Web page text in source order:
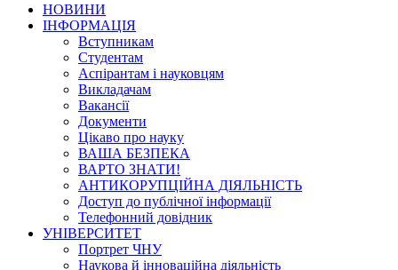
НОВИНИ
ІНФОРМАЦІЯ
Вступникам
Студентам
Аспірантам і науковцям
Викладачам
Вакансії
Документи
Цікаво про науку
ВАША БЕЗПЕКА
ВАРТО ЗНАТИ!
АНТИКОРУПЦІЙНА ДІЯЛЬНІСТЬ
Доступ до публічної інформації
Телефонний довідник
УНІВЕРСИТЕТ
Портрет ЧНУ
Наукова й інноваційна діяльність